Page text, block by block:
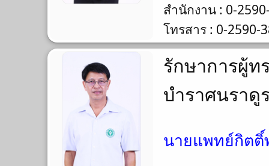
สำนักงาน : 0-
โทรสาร : 0-2590-
รักษาการผู้
บำราศนราดู
นายแพทย์กิต